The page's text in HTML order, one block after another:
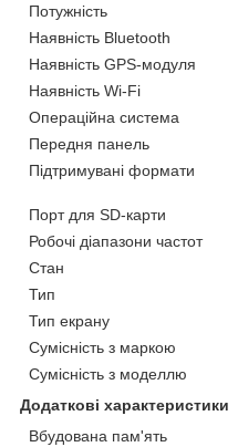
Потужність
Наявність Bluetooth
Наявність GPS-модуля
Наявність Wi-Fi
Операційна система
Передня панель
Підтримувані формати
Порт для SD-карти
Робочі діапазони частот
Стан
Тип
Тип екрану
Сумісність з маркою
Сумісність з моделлю
Додаткові характеристики
Вбудована пам'ять